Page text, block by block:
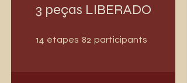
3 peças LIBERADO
14 étapes 14 étapes
82 participants